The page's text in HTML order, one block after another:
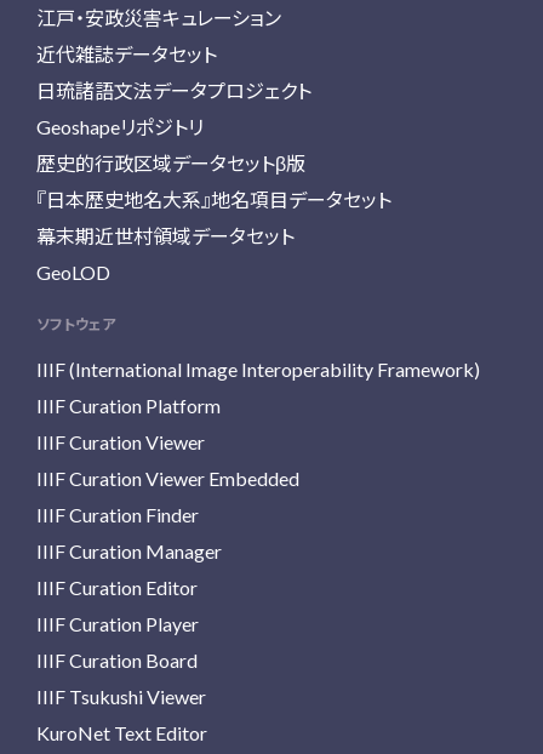
江戸・安政災害キュレーション
近代雑誌データセット
日琉諸語文法データプロジェクト
Geoshapeリポジトリ
歴史的行政区域データセットβ版
『日本歴史地名大系』地名項目データセット
幕末期近世村領域データセット
GeoLOD
ソフトウェア
IIIF (International Image Interoperability Framework)
IIIF Curation Platform
IIIF Curation Viewer
IIIF Curation Viewer Embedded
IIIF Curation Finder
IIIF Curation Manager
IIIF Curation Editor
IIIF Curation Player
IIIF Curation Board
IIIF Tsukushi Viewer
KuroNet Text Editor